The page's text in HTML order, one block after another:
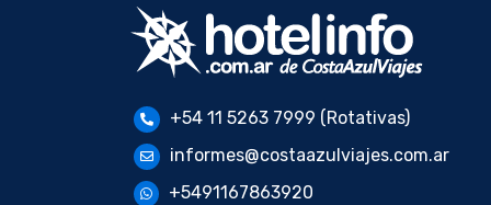
+54 11 5263 7999 (Rotativas)
informes@costaazulviajes.com.ar
+5491167863920